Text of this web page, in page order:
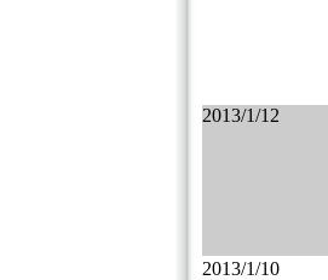
2013/1/12
2013/1/10